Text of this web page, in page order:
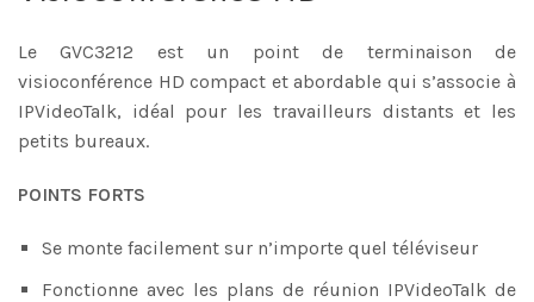
Le GVC3212 est un point de terminaison de
visioconférence HD compact et abordable qui s’associe à
IPVideoTalk, idéal pour les travailleurs distants et les
petits bureaux.
POINTS FORTS
Se monte facilement sur n’importe quel téléviseur
Fonctionne avec les plans de réunion IPVideoTalk de